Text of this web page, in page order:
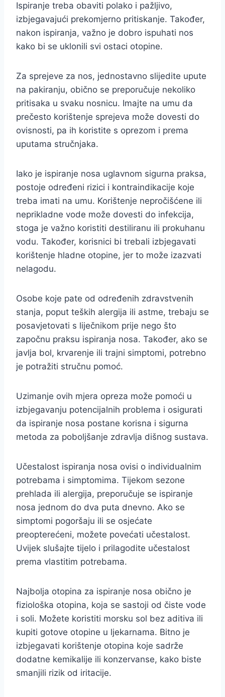
Ispiranje treba obaviti polako i pažljivo,
izbjegavajući prekomjerno pritiskanje. Također,
nakon ispiranja, važno je dobro ispuhati nos
kako bi se uklonili svi ostaci otopine.
Za sprejeve za nos, jednostavno slijedite upute
na pakiranju, obično se preporučuje nekoliko
pritisaka u svaku nosnicu. Imajte na umu da
prečesto korištenje sprejeva može dovesti do
ovisnosti, pa ih koristite s oprezom i prema
uputama stručnjaka.
Iako je ispiranje nosa uglavnom sigurna praksa,
postoje određeni rizici i kontraindikacije koje
treba imati na umu. Korištenje nepročišćene ili
neprikladne vode može dovesti do infekcija,
stoga je važno koristiti destiliranu ili prokuhanu
vodu. Također, korisnici bi trebali izbjegavati
korištenje hladne otopine, jer to može izazvati
nelagodu.
Osobe koje pate od određenih zdravstvenih
stanja, poput teških alergija ili astme, trebaju se
posavjetovati s liječnikom prije nego što
započnu praksu ispiranja nosa. Također, ako se
javlja bol, krvarenje ili trajni simptomi, potrebno
je potražiti stručnu pomoć.
Uzimanje ovih mjera opreza može pomoći u
izbjegavanju potencijalnih problema i osigurati
da ispiranje nosa postane korisna i sigurna
metoda za poboljšanje zdravlja dišnog sustava.
Učestalost ispiranja nosa ovisi o individualnim
potrebama i simptomima. Tijekom sezone
prehlada ili alergija, preporučuje se ispiranje
nosa jednom do dva puta dnevno. Ako se
simptomi pogoršaju ili se osjećate
preopterećeni, možete povećati učestalost.
Uvijek slušajte tijelo i prilagodite učestalost
prema vlastitim potrebama.
Najbolja otopina za ispiranje nosa obično je
fiziološka otopina, koja se sastoji od čiste vode
i soli. Možete koristiti morsku sol bez aditiva ili
kupiti gotove otopine u ljekarnama. Bitno je
izbjegavati korištenje otopina koje sadrže
dodatne kemikalije ili konzervanse, kako biste
smanjili rizik od iritacije.